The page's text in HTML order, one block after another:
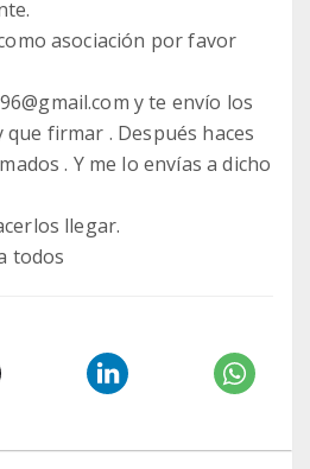
asociación por favor
y te envío los
firmar . Después haces
. Y me lo envías a dicho
llegar.
todos